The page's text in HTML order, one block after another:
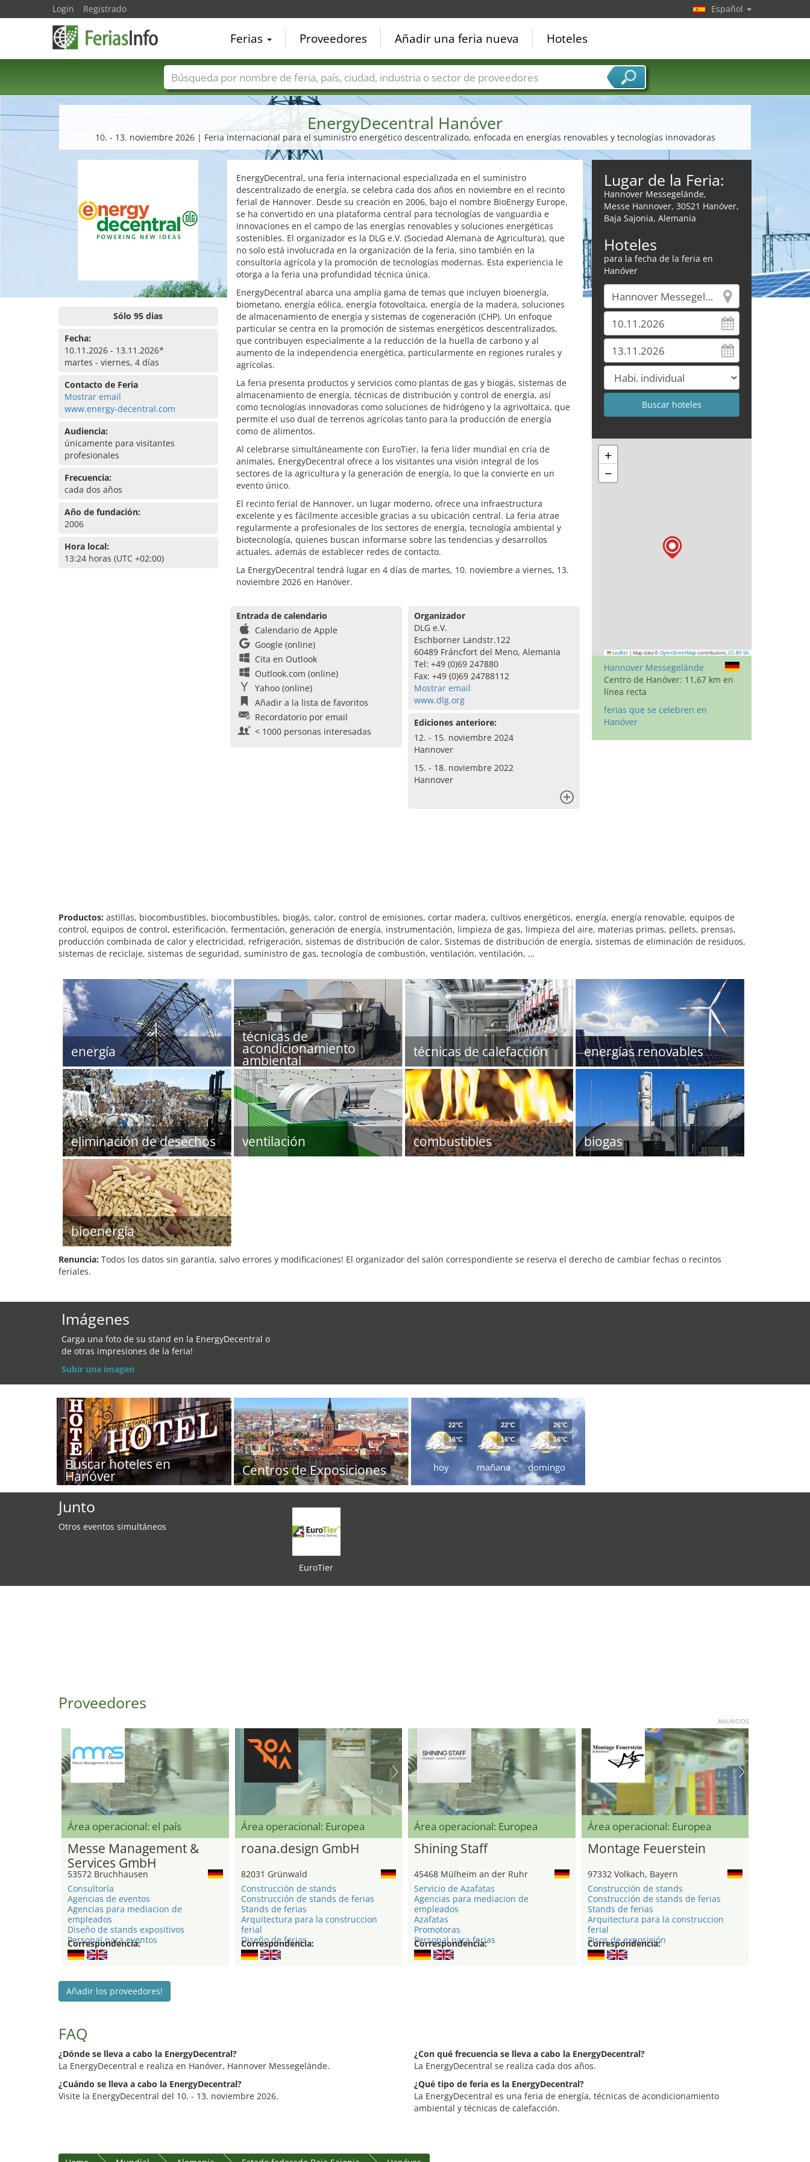
EnergyDecentral Hanóver
10. - 13. noviembre 2026 | Feria internacional para el suministro energético descentralizado, enfocada en energías renovables y tecnologías innovadoras
Sólo 95 dias
Fecha:
10.11.2026 - 13.11.2026*
martes - viernes, 4 días
Contacto de Feria
Mostrar email
www.energy-decentral.com
Audiencia:
únicamente para visitantes
profesionales
Frecuencia:
cada dos años
Año de fundación:
2006
Hora local:
13:24 horas (UTC +02:00)
EnergyDecentral, una feria internacional especializada en el suministro
descentralizado de energía, se celebra cada dos años en noviembre en el recinto
ferial de Hannover. Desde su creación en 2006, bajo el nombre BioEnergy Europe,
se ha convertido en una plataforma central para tecnologías de vanguardia e
innovaciones en el campo de las energías renovables y soluciones energéticas
sostenibles. El organizador es la DLG e.V. (Sociedad Alemana de Agricultura), que
no solo está involucrada en la organización de la feria, sino también en la
consultoría agrícola y la promoción de tecnologías modernas. Esta experiencia le
otorga a la feria una profundidad técnica única.
EnergyDecentral abarca una amplia gama de temas que incluyen bioenergía,
biometano, energía eólica, energía fotovoltaica, energía de la madera, soluciones
de almacenamiento de energía y sistemas de cogeneración (CHP). Un enfoque
particular se centra en la promoción de sistemas energéticos descentralizados,
que contribuyen especialmente a la reducción de la huella de carbono y al
aumento de la independencia energética, particularmente en regiones rurales y
agrícolas.
La feria presenta productos y servicios como plantas de gas y biogás, sistemas de
almacenamiento de energía, técnicas de distribución y control de energía, así
como tecnologías innovadoras como soluciones de hidrógeno y la agrivoltaica, que
permite el uso dual de terrenos agrícolas tanto para la producción de energía
como de alimentos.
Al celebrarse simultáneamente con EuroTier, la feria líder mundial en cría de
animales, EnergyDecentral ofrece a los visitantes una visión integral de los
sectores de la agricultura y la generación de energía, lo que la convierte en un
evento único.
El recinto ferial de Hannover, un lugar moderno, ofrece una infraestructura
excelente y es fácilmente accesible gracias a su ubicación central. La feria atrae
regularmente a profesionales de los sectores de energía, tecnología ambiental y
biotecnología, quienes buscan informarse sobre las tendencias y desarrollos
actuales, además de establecer redes de contacto.
La EnergyDecentral tendrá lugar en 4 días de martes, 10. noviembre a viernes, 13.
noviembre 2026 en Hanóver.
Entrada de calendario
Calendario de Apple
Google (online)
Cita en Outlook
Outlook.com (online)
Yahoo (online)
Añadir a la lista de favoritos
Recordatorio por email
< 1000 personas interesadas
Organizador
DLG e.V.
Eschborner Landstr.122
60489 Fráncfort del Meno, Alemania
Tel: +49 (0)69 247880
Fax: +49 (0)69 24788112
Mostrar email
www.dlg.org
Ediciones anteriore:
12. - 15. noviembre 2024
Hannover
15. - 18. noviembre 2022
Hannover
Lugar de la Feria:
Hannover Messegelände,
Messe Hannover, 30521 Hanóver,
Baja Sajonia, Alemania
Hoteles
para la fecha de la feria en
Hanóver
+
−
Leaflet | Map data © OpenStreetMap contributors, CC-BY-SA
Hannover Messegelände
Centro de Hanóver: 11,67 km en
línea recta
ferias que se celebren en
Hanóver
Productos: astillas, biocombustibles, biocombustibles, biogás, calor, control de emisiones, cortar madera, cultivos energéticos, energía, energía renovable, equipos de
control, equipos de control, esterificación, fermentación, generación de energía, instrumentación, limpieza de gas, limpieza del aire, materias primas, pellets, prensas,
producción combinada de calor y electricidad, refrigeración, sistemas de distribución de calor, Sistemas de distribución de energía, sistemas de eliminación de residuos,
sistemas de reciclaje, sistemas de seguridad, suministro de gas, tecnología de combustión, ventilación, ventilación, …
energía
técnicas de
acondicionamiento
ambiental
técnicas de calefacción energías renovables
eliminación de desechos ventilación combustibles biogas
bioenergía
Renuncia: Todos los datos sin garantía, salvo errores y modificaciones! El organizador del salón correspondiente se reserva el derecho de cambiar fechas o recintos
feriales.
Imágenes
Carga una foto de su stand en la EnergyDecentral o
de otras impresiones de la feria!
Subir una imagen
Buscar hoteles en
Hanóver Centros de Exposiciones hoy
22°C
16°C
mañana
22°C
16°C
domingo
26°C
16°C
Junto
Otros eventos simultáneos
EuroTier
Proveedores
ANUNCIOS
Área operacional: el país
Messe Management &
Services GmbH
53572 Bruchhausen
Consultoría
Agencias de eventos
Agencias para mediacion de
empleados
Diseño de stands expositivos
Personal para eventos
Correspondencia:
Área operacional: Europea
roana.design GmbH
82031 Grünwald
Construcción de stands
Construcción de stands de ferias
Stands de ferias
Arquitectura para la construccion
ferial
Diseño de ferias
Correspondencia:
Área operacional: Europea
Shining Staff
45468 Mülheim an der Ruhr
Servicio de Azafatas
Agencias para mediacion de
empleados
Azafatas
Promotoras
Personal para ferias
Correspondencia:
Área operacional: Europea
Montage Feuerstein
97332 Volkach, Bayern
Construcción de stands
Construcción de stands de ferias
Stands de ferias
Arquitectura para la construccion
ferial
Pisos de exposición
Correspondencia:
Añadir los proveedores!
FAQ
¿Dónde se lleva a cabo la EnergyDecentral?
La EnergyDecentral e realiza en Hanóver, Hannover Messegelände.
¿Cuándo se lleva a cabo la EnergyDecentral?
Visite la EnergyDecentral del 10. - 13. noviembre 2026.
¿Con qué frecuencia se lleva a cabo la EnergyDecentral?
La EnergyDecentral se realiza cada dos años.
¿Qué tipo de feria es la EnergyDecentral?
La EnergyDecentral es una feria de energía, técnicas de acondicionamiento
ambiental y técnicas de calefacción.
Login Registrado Español
Ferias Proveedores Añadir una feria nueva Hoteles
Nombres de ferias Países Ciudades Sectores de ferias Sectores de proveedor de servicios